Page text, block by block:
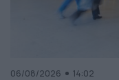
06/08/2026 14:02